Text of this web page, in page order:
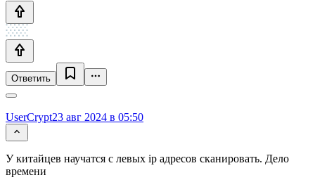
Ответить
UserCrypt23 авг 2024 в 05:50
У китайцев научатся с левых ip адресов сканировать. Дело
времени